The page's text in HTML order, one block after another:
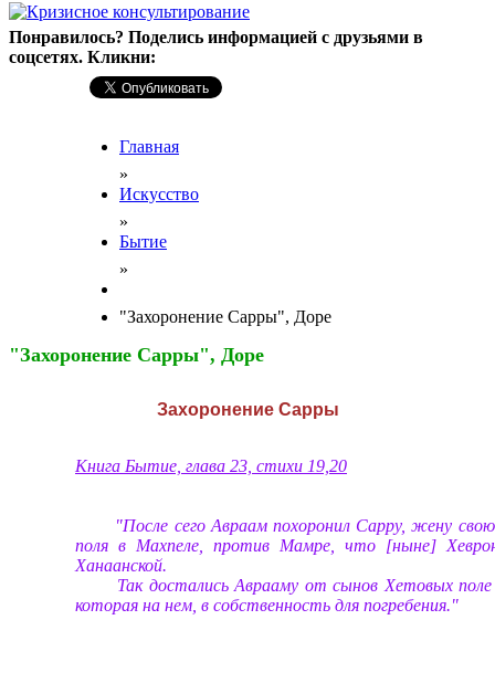
Понравилось? Поделись информацией с друзьями в
соцсетях. Кликни:
Главная
»
Искусство
»
Бытие
»
"Захоронение Сарры", Доре
"Захоронение Сарры", Доре
Захоронение Сарры
Книга Бытие, глава 23, стихи 19,20
"После сего Авраам похоронил Сарру, жену
поля в Махпеле, против Мамре, что [ныне]
Ханаанской.
Так достались Аврааму от сынов Хетовых поле
которая на нем, в собственность для погребения."